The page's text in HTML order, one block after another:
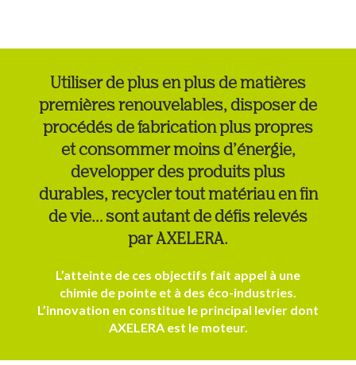
Utiliser de plus en plus de matières
premières renouvelables, disposer de
procédés de fabrication plus propres
et consommer moins d’énergie,
developper des produits plus
durables, recycler tout matériau en fin
de vie… sont autant de défis relevés
par AXELERA.
L’atteinte de ces objectifs fait appel à une
chimie de pointe et à des éco-industries.
L’innovation en constitue le principal levier dont
AXELERA est le moteur.